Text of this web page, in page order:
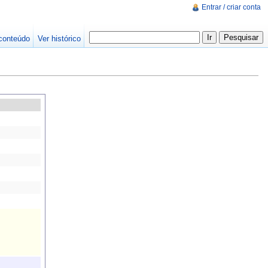
Entrar / criar conta
Ver histórico